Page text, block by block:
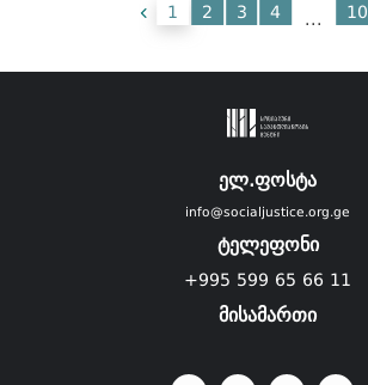
1 2 3 4 ... 10
ელ.ფოსტა
info@socialjustice.org.ge
ტელეფონი
+995 599 65 66 11
მისამართი